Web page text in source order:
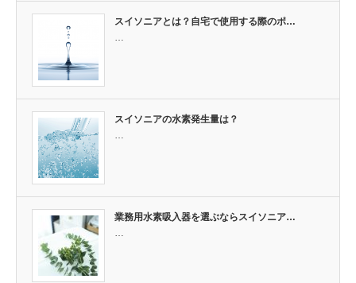
スイソニアとは？自宅で使用する際のポ…
…
スイソニアの水素発生量は？
…
業務用水素吸入器を選ぶならスイソニア…
…